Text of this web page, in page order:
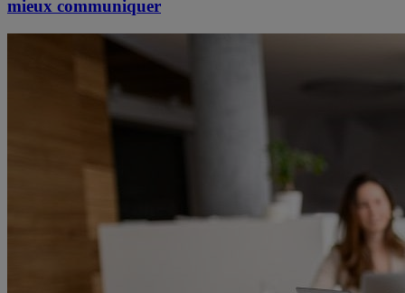
mieux communiquer